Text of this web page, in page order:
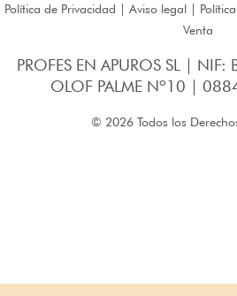
Política de Privacidad | Aviso legal|
Venta
PROFES EN APUROS SL |
OLOF PALME Nº10 |
© 2026 Todos los